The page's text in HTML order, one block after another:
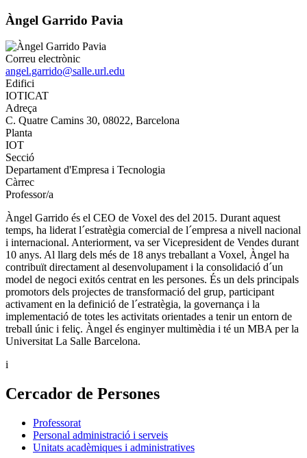
Àngel Garrido Pavia
Correu electrònic
angel.garrido@salle.url.edu
Edifici
IOTICAT
Adreça
C. Quatre Camins 30, 08022, Barcelona
Planta
IOT
Secció
Departament d'Empresa i Tecnologia
Càrrec
Professor/a
Àngel Garrido és el CEO de Voxel des del 2015. Durant aquest
temps, ha liderat l´estratègia comercial de l´empresa a nivell nacional
i internacional. Anteriorment, va ser Vicepresident de Vendes durant
10 anys. Al llarg dels més de 18 anys treballant a Voxel, Àngel ha
contribuït directament al desenvolupament i la consolidació d´un
model de negoci exitós centrat en les persones. És un dels principals
promotors dels projectes de transformació del grup, participant
activament en la definició de l´estratègia, la governança i la
implementació de totes les activitats orientades a tenir un entorn de
treball únic i feliç. Àngel és enginyer multimèdia i té un MBA per la
Universitat La Salle Barcelona.
i
Cercador de Persones
Professorat
Personal administració i serveis
Unitats acadèmiques i administratives